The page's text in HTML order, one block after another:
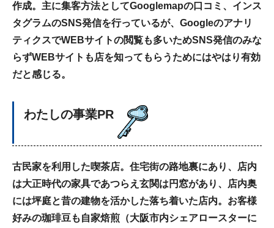
作成。主に集客方法としてGooglemapの口コミ、インス
タグラムのSNS発信を行っているが、Googleのアナリ
ティクスでWEBサイトの閲覧も多いためSNS発信のみな
らずWEBサイトも店を知ってもらうためにはやはり有効
だと感じる。
わたしの事業PR
古民家を利用した喫茶店。住宅街の路地裏にあり、店内
は大正時代の家具であつらえ玄関は円窓があり、店内奥
には坪庭と昔の建物を活かした落ち着いた店内。お客様
好みの珈琲豆も自家焙煎（大阪市内シェアロースターに